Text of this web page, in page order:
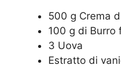
500 g Crema
100 g di Burro
3 Uova
Estratto di